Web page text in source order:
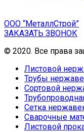
ООО “МеталлСтрой”
ЗАКАЗАТЬ ЗВОНОК
© 2020. Все права
Листовой
Трубы
Сортовой
Сетка
Сварочные
Листовой